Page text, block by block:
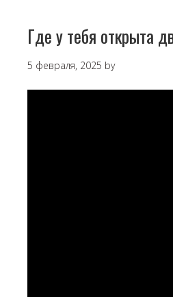
Где у тебя открыта
5 февраля, 2025 by